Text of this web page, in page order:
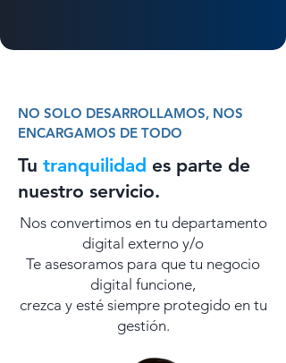
NO SOLO DESARROLLAMOS, NOS
ENCARGAMOS DE TODO
Tu tranquilidad es parte de
nuestro servicio.
Nos convertimos en tu departamento
digital externo y/o
Te asesoramos para que tu negocio
digital funcione,
crezca y esté siempre protegido en tu
gestión.